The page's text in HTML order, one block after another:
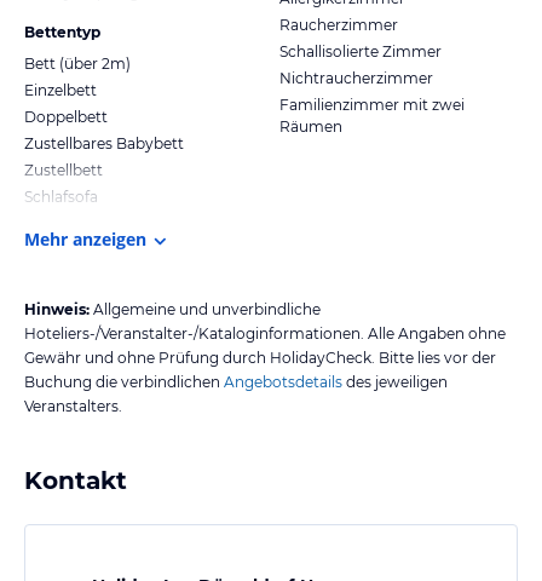
Bettentyp
Bett (über 2m)
Einzelbett
Doppelbett
Zustellbares Babybett
Zustellbett
Schlafsofa
Raucherzimmer
Schallisolierte Zimmer
Nichtraucherzimmer
Familienzimmer mit zwei
Räumen
Mehr anzeigen
Hinweis: Allgemeine und unverbindliche
Hoteliers-/Veranstalter-/Kataloginformationen. Alle Angaben ohne
Gewähr und ohne Prüfung durch HolidayCheck. Bitte lies vor der
Buchung die verbindlichen Angebotsdetails des jeweiligen
Veranstalters.
Kontakt